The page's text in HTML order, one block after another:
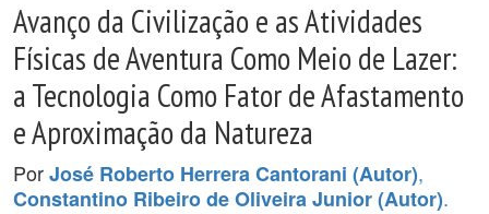
Avanço da Civilização e as Atividades
Físicas de Aventura Como Meio de Lazer:
a Tecnologia Como Fator de Afastamento
e Aproximação da Natureza
PorJosé Roberto Herrera Cantorani (Autor),
Constantino Ribeiro de Oliveira Junior (Autor).